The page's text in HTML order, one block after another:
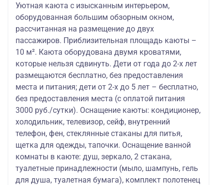
Уютная каюта с изысканным интерьером,
оборудованная большим обзорным окном,
рассчитанная на размещение до двух
пассажиров. Приблизительная площадь каюты –
10 м². Каюта оборудована двумя кроватями,
которые нельзя сдвинуть. Дети от года до 2-х лет
размещаются бесплатно, без предоставления
места и питания; дети от 2-х до 5 лет – бесплатно,
без предоставления места (с оплатой питания
3000 руб./сутки). Оснащение каюты: кондиционер,
холодильник, телевизор, сейф, внутренний
телефон, фен, стеклянные стаканы для питья,
щетка для одежды, тапочки. Оснащение ванной
комнаты в каюте: душ, зеркало, 2 стакана,
туалетные принадлежности (мыло, шампунь, гель
для душа, туалетная бумага), комплект полотенец